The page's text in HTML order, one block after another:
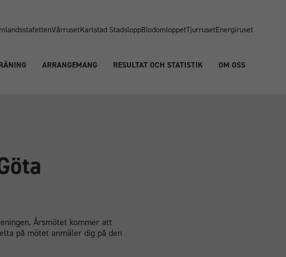
VårrusetKarlstad StadsloppBlodomloppetTjurrusetEnergiruset
ARRANGEMANG RESULTAT OCH STATISTIK OM OSS
Årsmötet kommer att
på mötet anmäler dig på den